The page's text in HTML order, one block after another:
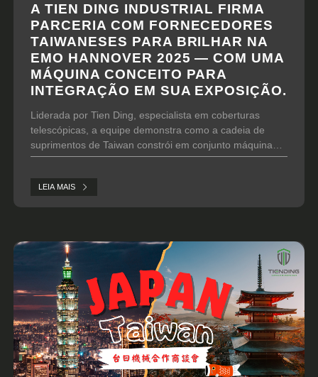
A TIEN DING INDUSTRIAL FIRMA
PARCERIA COM FORNECEDORES
TAIWANESES PARA BRILHAR NA
EMO HANNOVER 2025 — COM UMA
MÁQUINA CONCEITO PARA
INTEGRAÇÃO EM SUA EXPOSIÇÃO.
Liderada por Tien Ding, especialista em coberturas
telescópicas, a equipe demonstra como a cadeia de
suprimentos de Taiwan constrói em conjunto máquinas
avançadas.
LEIA MAIS